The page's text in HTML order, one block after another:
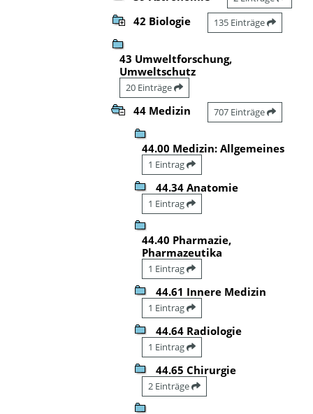
42 Biologie 135 Einträge
43 Umweltforschung,
Umweltschutz
20 Einträge
44 Medizin 707 Einträge
44.00 Medizin: Allgemeines
1 Eintrag
44.34 Anatomie
1 Eintrag
44.40 Pharmazie,
Pharmazeutika
1 Eintrag
44.61 Innere Medizin
1 Eintrag
44.64 Radiologie
1 Eintrag
44.65 Chirurgie
2 Einträge